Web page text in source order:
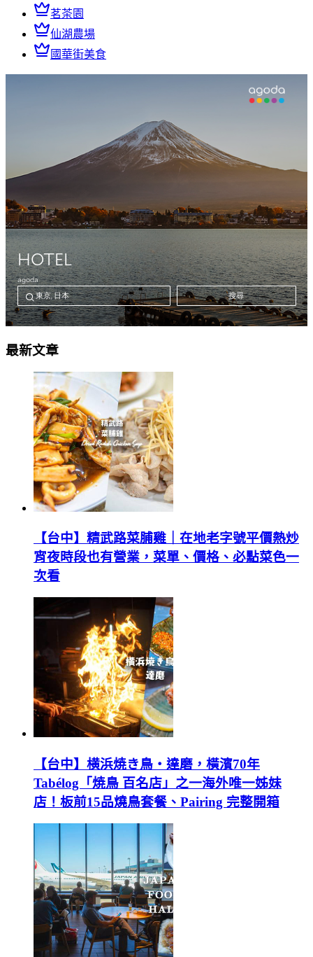
茗茶園
仙湖農場
國華街美食
最新文章
【台中】精武路菜脯雞｜在地老字號平價熱炒
宵夜時段也有營業，菜單、價格、必點菜色一
次看
【台中】横浜焼き鳥‧達磨，橫濱70年
Tabélog「焼鳥 百名店」之一海外唯一姊妹
店！板前15品燒鳥套餐、Pairing 完整開箱